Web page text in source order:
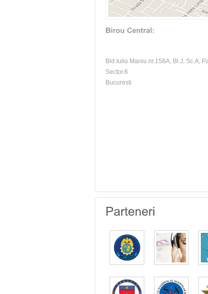
Bld.Iuliu Maniu nr.158A, Bl.J, Sc.A,
Sector.6
Bucuresti